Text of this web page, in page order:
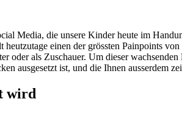
Media, die unsere Kinder heute im
einen der grössten Painpoints
oder als Zuschauer. Um dieser
ausgesetzt ist, und die Ihnen ausserdem
wird